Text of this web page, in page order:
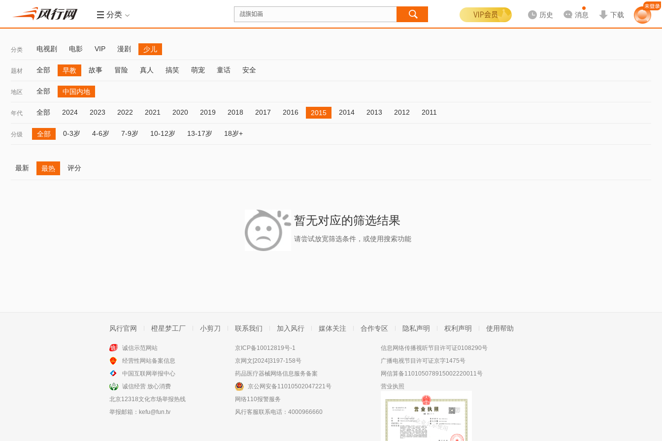
分类 历史 消息 下载
分类 电视剧 电影 VIP 漫剧 少儿
题材 全部 早教 故事 冒险 真人 搞笑 萌宠 童话 安全
地区 全部 中国内地
年代 全部 2024 2023 2022 2021 2020 2019 2018 2017 2016 2015 2014 2013 2012 2011
分级 全部 0-3岁 4-6岁 7-9岁 10-12岁 13-17岁 18岁+
最新 最热 评分
暂无对应的筛选结果
请尝试放宽筛选条件，或使用搜索功能
风行官网 橙星梦工厂 小剪刀 联系我们 加入风行 媒体关注 合作专区 隐私声明 权利声明 使用帮助
诚信示范网站
经营性网站备案信息
中国互联网举报中心
诚信经营 放心消费
北京12318文化市场举报热线
举报邮箱： kefu@fun.tv
京ICP备10012819号-1
京网文[2024]3197-158号
药品医疗器械网络信息服务备案
京公网安备11010502047221号
网络110报警服务
风行客服联系电话：4000966660
信息网络传播视听节目许可证0108290号
广播电视节目许可证京字1475号
网信算备110105078915002220011号
营业执照